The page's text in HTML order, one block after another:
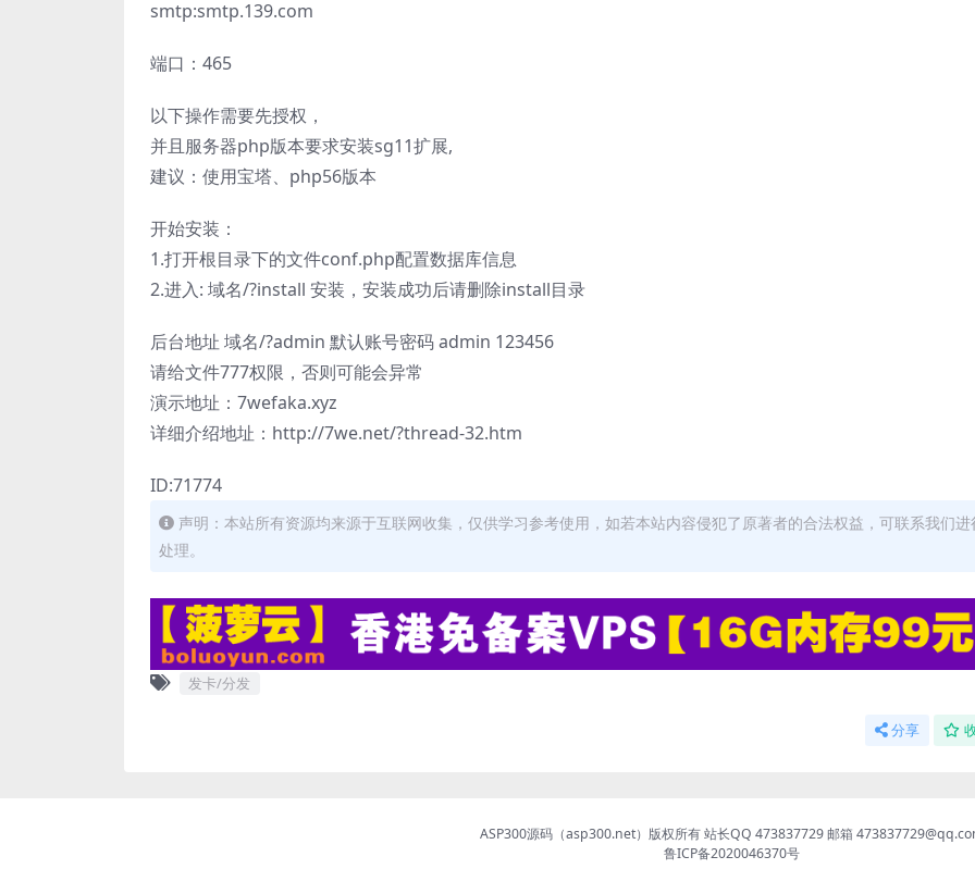
smtp:smtp.139.com
端口：465
以下操作需要先授权，
并且服务器php版本要求安装sg11扩展,
建议：使用宝塔、php56版本
开始安装：
1.打开根目录下的文件conf.php配置数据库信息
2.进入: 域名/?install 安装，安装成功后请删除install目录
后台地址 域名/?admin 默认账号密码 admin 123456
请给文件777权限，否则可能会异常
演示地址：7wefaka.xyz
详细介绍地址：http://7we.net/?thread-32.htm
ID:71774
声明：本站所有资源均来源于互联网收集，仅供学习参考使用，如若本站内容侵犯了原著者的合法权益，可联系我们进
处理。
发卡/分发
分享
ASP300源码（asp300.net）版权所有 站长QQ 473837729 邮箱
鲁ICP备2020046370号